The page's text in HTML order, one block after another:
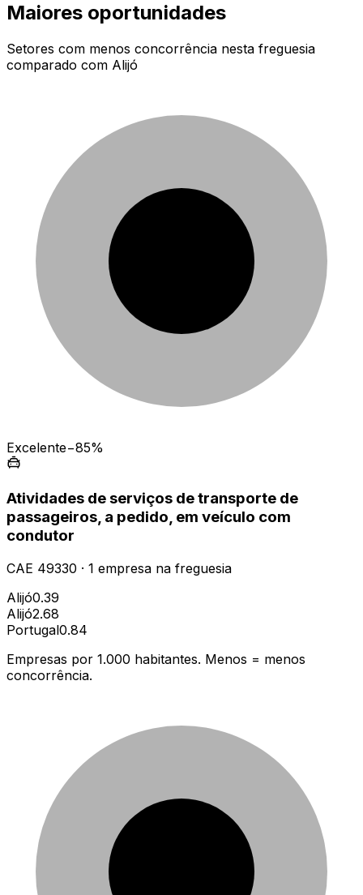
Maiores oportunidades
Setores com menos concorrência nesta freguesia
comparado com Alijó
Excelente−85%
Atividades de serviços de transporte de
passageiros, a pedido, em veículo com
condutor
CAE 49330 · 1 empresa na freguesia
Alijó0.39
Alijó2.68
Portugal0.84
Empresas por 1.000 habitantes. Menos = menos
concorrência.